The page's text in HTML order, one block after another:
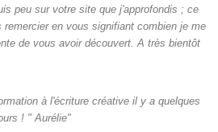
peu sur votre site que j'approfondis ; ce
en vous signifiant combien je me
de vous avoir découvert. A très bientôt
à l'écriture créative il y a quelques
! " Aurélie"